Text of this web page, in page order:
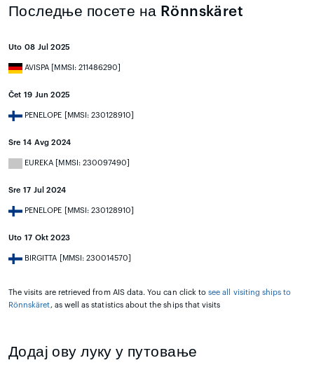
Последње посете на Rönnskäret
Uto 08 Jul 2025
AVISPA [MMSI: 211486290]
Čet 19 Jun 2025
PENELOPE [MMSI: 230128910]
Sre 14 Avg 2024
EUREKA [MMSI: 230097490]
Sre 17 Jul 2024
PENELOPE [MMSI: 230128910]
Uto 17 Okt 2023
BIRGITTA [MMSI: 230014570]
The visits are retrieved from AIS data. You can click tosee all visiting ships to
Rönnskäret, as well as statistics about the ships that visits
Додај ову луку у путовање